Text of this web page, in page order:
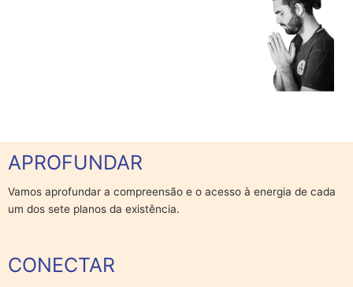
APROFUNDAR
Vamos aprofundar a compreensão e o acesso à energia de cada
um dos sete planos da existência.
CONECTAR